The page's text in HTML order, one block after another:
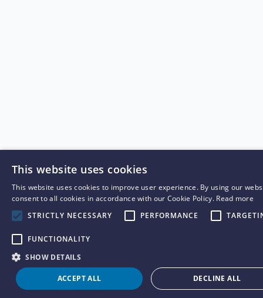
This website uses cookies
This website uses cookies to improve user experience. By using our
consent to all cookies in accordance with our Cookie Policy. Read more
STRICTLY NECESSARY
PERFORMANCE
FUNCTIONALITY
SHOW DETAILS
ACCEPT ALL DECLINE ALL